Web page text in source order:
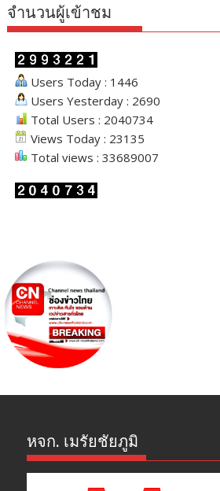
จำนวนผู้เข้าชม
Users Today : 1446
Users Yesterday : 2690
Total Users : 2040734
Views Today : 23135
Total views : 33689007
หจก. เมรัยชัยภูมิ